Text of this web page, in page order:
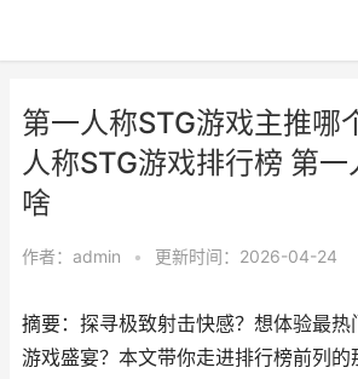
第一人称STG游戏主推哪
人称STG游戏排行榜 第一
啥
作者： admin • 更新时间：2026-04-24
摘要：探寻极致射击快感？想体验最热
游戏盛宴？本文带你走进排行榜前列的